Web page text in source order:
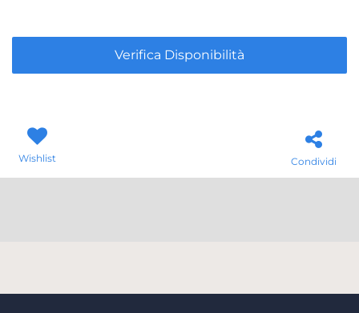
Verifica Disponibilità
Wishlist Condividi